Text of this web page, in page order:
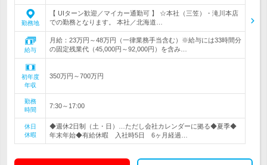
勤務地
【 UIターン歓迎／マイカー通勤可 】 ☆本社（三笠）・滝川本店
での勤務となります。 本社／北海道…
給与
月給：23万円～48万円（一律業務手当含む）※給与には33時間分
の固定残業代（45,000円～92,000円）を含み…
初年度
年収
350万円～700万円
勤務
時間
7:30～17:00
休日
休暇
◆週休2日制（土・日）…ただし会社カレンダーに拠る◆夏季◆
年末年始◆有給休暇 入社時5日 6ヶ月経過…